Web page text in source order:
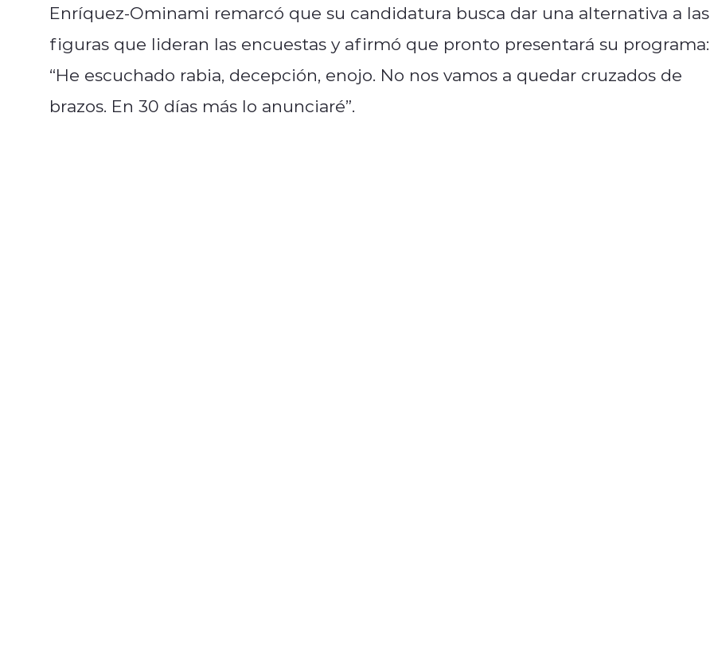
Enríquez-Ominami remarcó que su candidatura busca dar una alternativa a las
figuras que lideran las encuestas y afirmó que pronto presentará su programa:
“He escuchado rabia, decepción, enojo. No nos vamos a quedar cruzados de
brazos. En 30 días más lo anunciaré”.